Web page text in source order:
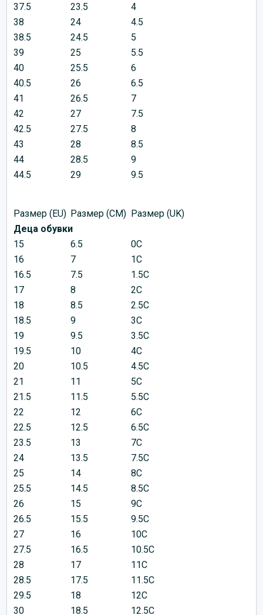
37.5
23.5
4
38
24
4.5
38.5
24.5
5
39
25
5.5
40
25.5
6
40.5
26
6.5
41
26.5
7
42
27
7.5
42.5
27.5
8
43
28
8.5
44
28.5
9
44.5
29 9.5
Размер (EU) Размер (CM) Размер (UK)
Деца обувки
15
6.5
0C
16
7
1C
16.5
7.5
1.5C
17
8
2C
18
8.5
2.5C
18.5
9
3C
19
9.5
3.5C
19.5
10
4C
20
10.5
4.5C
21
11
5C
21.5
11.5
5.5C
22
12
6C
22.5
12.5
6.5C
23.5
13
7C
24
13.5
7.5C
25
14
8C
25.5
14.5
8.5C
26
15
9C
26.5
15.5
9.5C
27
16
10C
27.5
16.5
10.5C
28
17
11C
28.5
17.5
11.5C
29.5
18
12C
30
18.5 12.5C